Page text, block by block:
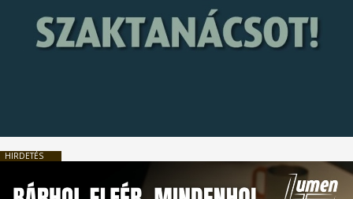
HIRDETÉS